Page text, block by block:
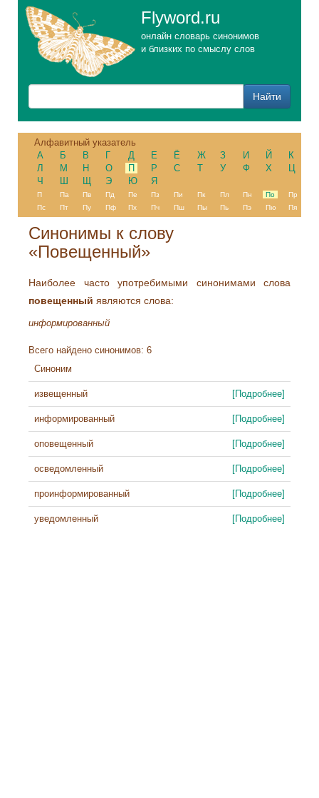
Flyword.ru
онлайн словарь синонимов
и близких по смыслу слов
Алфавитный указатель
А
Б В Г Д Е Ё Ж З И Й
К
Л
М Н О П Р С Т У Ф Х
Ц
Ч
Ш Щ Э Ю Я
П Па Пв Пд Пе Пз Пи Пк Пл Пн По
Пр
Пс
Пт Пу Пф Пх Пч Пш Пы Пь Пэ Пю Пя
Синонимы к слову
«Повещенный»
Наиболее часто употребимыми синонимами слова
повещенный являются слова:
информированный
Всего найдено синонимов: 6
Синоним
извещенный [Подробнее]
информированный [Подробнее]
оповещенный [Подробнее]
осведомленный [Подробнее]
проинформированный [Подробнее]
уведомленный [Подробнее]